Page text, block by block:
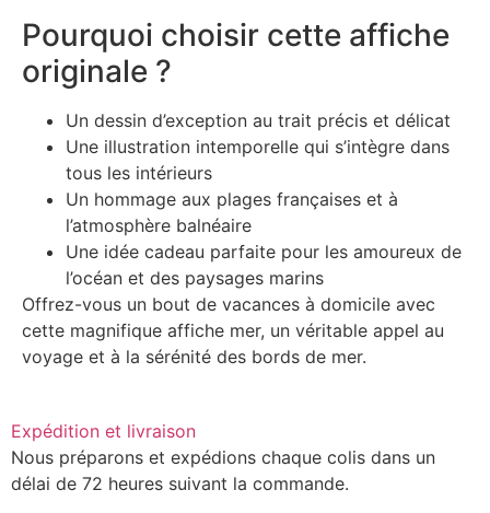
Pourquoi choisir cette affiche
originale ?
Un dessin d’exception au trait précis et délicat
Une illustration intemporelle qui s’intègre dans
tous les intérieurs
Un hommage aux plages françaises et à
l’atmosphère balnéaire
Une idée cadeau parfaite pour les amoureux de
l’océan et des paysages marins
Offrez-vous un bout de vacances à domicile avec
cette magnifique affiche mer, un véritable appel au
voyage et à la sérénité des bords de mer.
Expédition et livraison
Nous préparons et expédions chaque colis dans un
délai de 72 heures suivant la commande.